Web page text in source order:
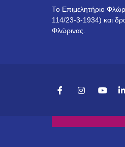
Το Επιμελητήριο
114/23-3-1934) και
Φλώρινας.